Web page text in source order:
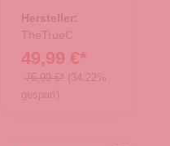
Hersteller:
TheTrueC
49,99 €*
75,99 €* (34.22%
gespart)